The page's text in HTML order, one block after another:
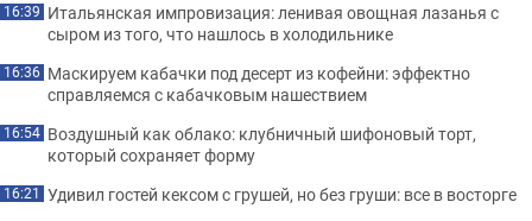
16:39 Итальянская импровизация: ленивая овощная лазанья с
сыром из того, что нашлось в холодильнике
16:36 Маскируем кабачки под десерт из кофейни: эффектно
справляемся с кабачковым нашествием
16:54 Воздушный как облако: клубничный шифоновый торт,
который сохраняет форму
16:21 Удивил гостей кексом с грушей, но без груши: все в восторге